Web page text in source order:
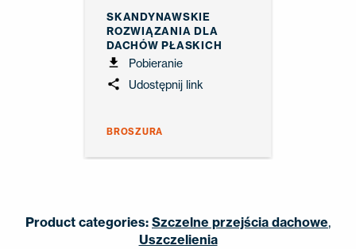
SKANDYNAWSKIE
ROZWIĄZANIA DLA
DACHÓW PŁASKICH
Pobieranie
Udostępnij link
BROSZURA
Product categories: Szczelne przejścia dachowe,
Uszczelienia